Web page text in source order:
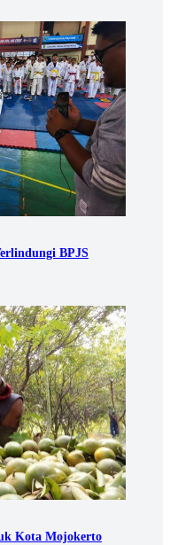
BPJS
Kota Mojokerto